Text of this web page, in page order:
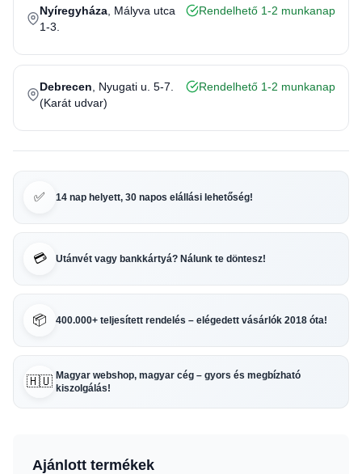
Nyíregyháza , Mályva utca
1-3.
Rendelhető 1-2 munkanap
Debrecen , Nyugati u. 5-7.
(Karát udvar)
Rendelhető 1-2 munkanap
✅ 14 nap helyett, 30 napos elállási lehetőség!
💳 Utánvét vagy bankkártyá? Nálunk te döntesz!
📦 400.000+ teljesített rendelés – elégedett vásárlók 2018 óta!
🇭🇺 Magyar webshop, magyar cég – gyors és megbízható
kiszolgálás!
Ajánlott termékek